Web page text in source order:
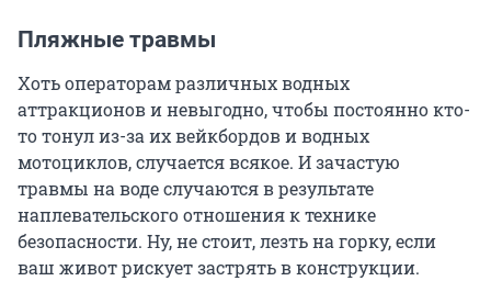
Пляжные травмы
Хоть операторам различных водных
аттракционов и невыгодно, чтобы постоянно кто-
то тонул из-за их вейкбордов и водных
мотоциклов, случается всякое. И зачастую
травмы на воде случаются в результате
наплевательского отношения к технике
безопасности. Ну, не стоит, лезть на горку, если
ваш живот рискует застрять в конструкции.